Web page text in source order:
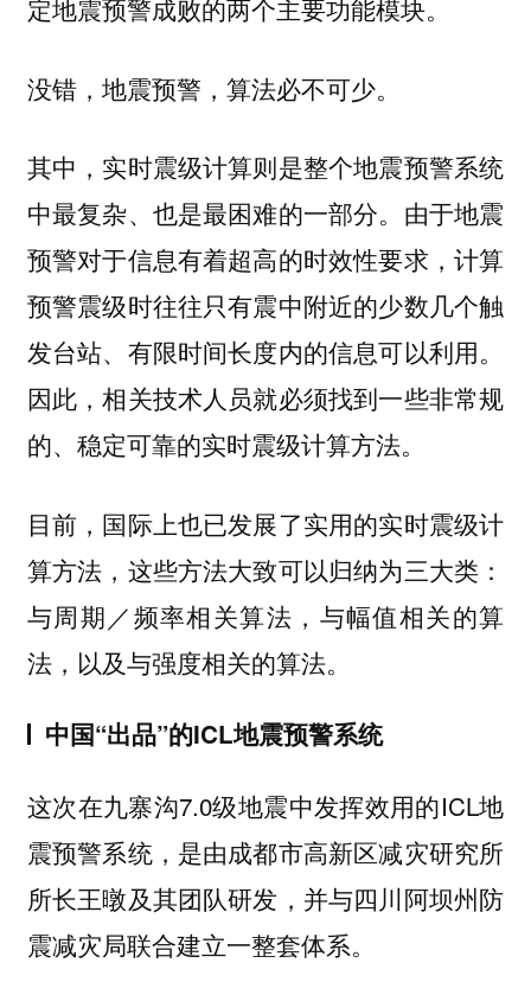
定地震预警成败的两个主要功能模块。
没错，地震预警，算法必不可少。
其中，实时震级计算则是整个地震预警系统
中最复杂、也是最困难的一部分。 由于地震
预警对于信息有着超高的时效性要求，计算
预警震级时往往只有震中附近的少数几个触
发台站、有限时间长度内的信息可以利用。
因此，相关技术人员就必须找到一些非常规
的、稳定可靠的实时震级计算方法。
目前，国际上也已发展了实用的实时震级计
算方法，这些方法大致可以归纳为三大类：
与周期／频率相关算法，与幅值相关的算
法，以及与强度相关的算法。
中国“出品”的ICL地震预警系统
这次在九寨沟7.0级地震中发挥效用的ICL地
震预警系统，是由成都市高新区减灾研究所
所长王暾及其团队研发，并与四川阿坝州防
震减灾局联合建立一整套体系。